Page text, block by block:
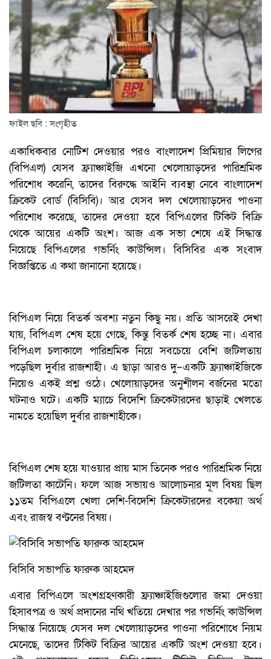
ফাইল ছবি : সংগৃহীত
একাধিকবার নোটিশ দেওয়ার পরও বাংলাদেশ প্রিমিয়ার লিগের
(বিপিএল) যেসব ফ্র্যাঞ্চাইজি এখনো খেলোয়াড়দের পারিশ্রমিক
পরিশোধ করেনি, তাদের বিরুদ্ধে আইনি ব্যবস্থা নেবে বাংলাদেশ
ক্রিকেট বোর্ড (বিসিবি)। আর যেসব দল খেলোয়াড়দের পাওনা
পরিশোধ করেছে, তাদের দেওয়া হবে বিপিএলের টিকিট বিক্রি
থেকে আয়ের একটি অংশ। আজ এক সভা শেষে এই সিদ্ধান্ত
নিয়েছে বিপিএলের গভর্নিং কাউন্সিল। বিসিবির এক সংবাদ
বিজ্ঞপ্তিতে এ কথা জানানো হয়েছে।
বিপিএল নিয়ে বিতর্ক অবশ্য নতুন কিছু নয়। প্রতি আসরেই দেখা
যায়, বিপিএল শেষ হয়ে গেছে, কিন্তু বিতর্ক শেষ হচ্ছে না। এবার
বিপিএল চলাকালে পারিশ্রমিক নিয়ে সবচেয়ে বেশি জটিলতায়
পড়েছিল দুর্বার রাজশাহী। এ ছাড়া আরও দু–একটি ফ্র্যাঞ্চাইজিকে
নিয়েও একই প্রশ্ন ওঠে। খেলোয়াড়দের অনুশীলন বর্জনের মতো
ঘটনাও ঘটে। একটি ম্যাচে বিদেশি ক্রিকেটারদের ছাড়াই খেলতে
নামতে হয়েছিল দুর্বার রাজশাহীকে।
বিপিএল শেষ হয়ে যাওয়ার প্রায় মাস তিনেক পরও পারিশ্রমিক নিয়ে
জটিলতা কাটেনি। ফলে আজ সভায়ও আলোচনার মূল বিষয় ছিল
১১তম বিপিএলে খেলা দেশি-বিদেশি ক্রিকেটারদের বকেয়া অর্থ
এবং রাজস্ব বণ্টনের বিষয়।
বিসিবি সভাপতি ফারুক আহমেদ
এবার বিপিএলে অংশগ্রহণকারী ফ্র্যাঞ্চাইজিগুলোর জমা দেওয়া
হিসাবপত্র ও অর্থ প্রদানের নথি খতিয়ে দেখার পর গভর্নিং কাউন্সিল
সিদ্ধান্ত নিয়েছে যেসব দল খেলোয়াড়দের পাওনা পরিশোধে নিয়ম
মেনেছে, তাদের টিকিট বিক্রির আয়ের একটি অংশ দেওয়া হবে।